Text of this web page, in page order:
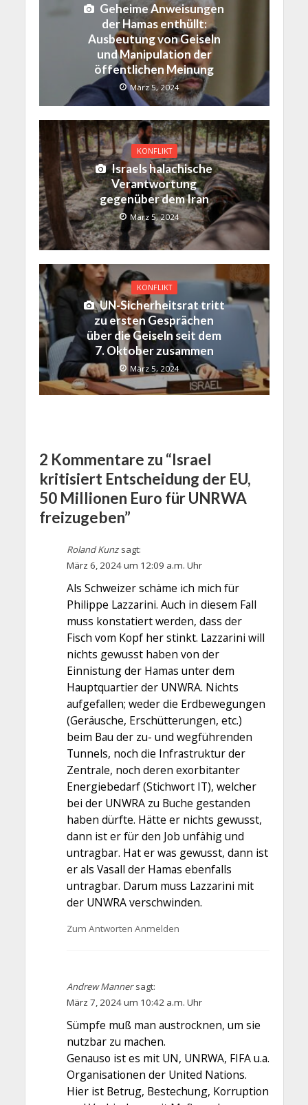
Geheime Anweisungen
der Hamas enthüllt:
Ausbeutung von Geiseln
und Manipulation der
öffentlichen Meinung
März 5, 2024
KONFLIKT
Israels halachische
Verantwortung
gegenüber dem Iran
März 5, 2024
KONFLIKT
UN-Sicherheitsrat tritt
zu ersten Gesprächen
über die Geiseln seit dem
7. Oktober zusammen
März 5, 2024
2 Kommentare zu “Israel
kritisiert Entscheidung der EU,
50 Millionen Euro für UNRWA
freizugeben”
Roland Kunz sagt:
März 6, 2024 um 12:09 a.m. Uhr
Als Schweizer schäme ich mich für
Philippe Lazzarini. Auch in diesem Fall
muss konstatiert werden, dass der
Fisch vom Kopf her stinkt. Lazzarini will
nichts gewusst haben von der
Einnistung der Hamas unter dem
Hauptquartier der UNWRA. Nichts
aufgefallen; weder die Erdbewegungen
(Geräusche, Erschütterungen, etc.)
beim Bau der zu- und wegführenden
Tunnels, noch die Infrastruktur der
Zentrale, noch deren exorbitanter
Energiebedarf (Stichwort IT), welcher
bei der UNWRA zu Buche gestanden
haben dürfte. Hätte er nichts gewusst,
dann ist er für den Job unfähig und
untragbar. Hat er was gewusst, dann ist
er als Vasall der Hamas ebenfalls
untragbar. Darum muss Lazzarini mit
der UNWRA verschwinden.
Zum Antworten Anmelden
Andrew Manner sagt:
März 7, 2024 um 10:42 a.m. Uhr
Sümpfe muß man austrocknen, um sie
nutzbar zu machen.
Genauso ist es mit UN, UNRWA, FIFA u.a.
Organisationen der United Nations.
Hier ist Betrug, Bestechung, Korruption